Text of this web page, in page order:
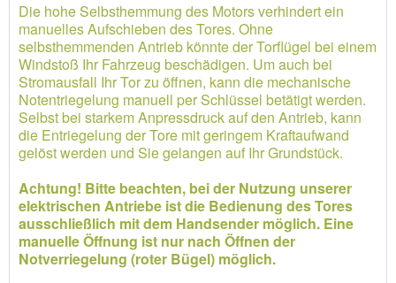
Die hohe Selbsthemmung des Motors verhindert ein
manuelles Aufschieben des Tores. Ohne
selbsthemmenden Antrieb könnte der Torflügel bei einem
Windstoß Ihr Fahrzeug beschädigen. Um auch bei
Stromausfall Ihr Tor zu öffnen, kann die mechanische
Notentriegelung manuell per Schlüssel betätigt werden.
Selbst bei starkem Anpressdruck auf den Antrieb, kann
die Entriegelung der Tore mit geringem Kraftaufwand
gelöst werden und Sie gelangen auf Ihr Grundstück.
Achtung! Bitte beachten, bei der Nutzung unserer
elektrischen Antriebe ist die Bedienung des Tores
ausschließlich mit dem Handsender möglich. Eine
manuelle Öffnung ist nur nach Öffnen der
Notverriegelung (roter Bügel) möglich.